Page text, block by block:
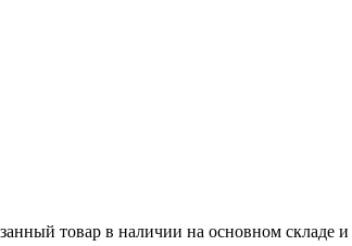
товар в наличии на основном складе